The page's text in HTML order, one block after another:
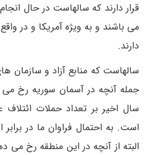
قرار دارند که سالهاست در حال
می باشند و به ویژه آمریکا و در
دارند.
سالهاست که منابع آزاد و سازمان
جمله آنچه در آسمان سوریه رخ
سال اخیر بر تعداد حملات
است. به احتمال فراوان ما در برابر
البته از آنچه در این منطقه رخ